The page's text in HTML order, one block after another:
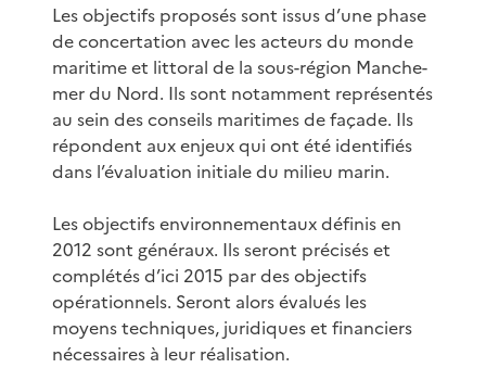
Les objectifs proposés sont issus d’une phase
de concertation avec les acteurs du monde
maritime et littoral de la sous-région Manche-
mer du Nord. Ils sont notamment représentés
au sein des conseils maritimes de façade. Ils
répondent aux enjeux qui ont été identifiés
dans l’évaluation initiale du milieu marin.
Les objectifs environnementaux définis en
2012 sont généraux. Ils seront précisés et
complétés d’ici 2015 par des objectifs
opérationnels. Seront alors évalués les
moyens techniques, juridiques et financiers
nécessaires à leur réalisation.